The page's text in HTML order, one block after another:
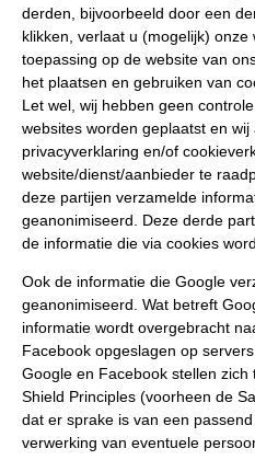
derden, bijvoorbeeld door een
klikken, verlaat u (mogelijk) onze
toepassing op de website van
het plaatsen en gebruiken van
Let wel, wij hebben geen
websites worden geplaatst en
privacyverklaring en/of
website/dienst/aanbieder te
deze partijen verzamelde
geanonimiseerd. Deze derde
de informatie die via cookies
Ook de informatie die Google
geanonimiseerd. Wat betreft
informatie wordt overgebracht
Facebook opgeslagen op
Google en Facebook stellen
Shield Principles (voorheen de
dat er sprake is van een
verwerking van eventuele